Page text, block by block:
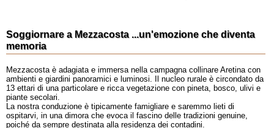
Soggiornare a Mezzacosta ...un'emozione che diventa
memoria
Mezzacosta è adagiata e immersa nella campagna collinare Aretina con
ambienti e giardini panoramici e luminosi. Il nucleo rurale è circondato da
13 ettari di una particolare e ricca vegetazione con pineta, bosco, ulivi e
piante secolari.
La nostra conduzione è tipicamente famigliare e saremmo lieti di
ospitarvi, in una dimora che evoca il fascino delle tradizioni genuine,
poiché da sempre destinata alla residenza dei contadini.